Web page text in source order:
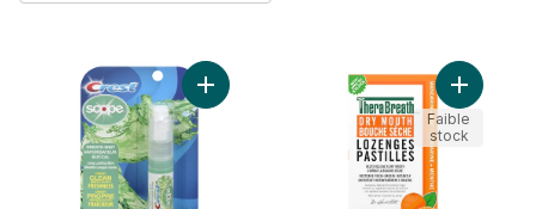
Ajouter Rince-bouche en vaporisateur
Ajouter
Faible
stock